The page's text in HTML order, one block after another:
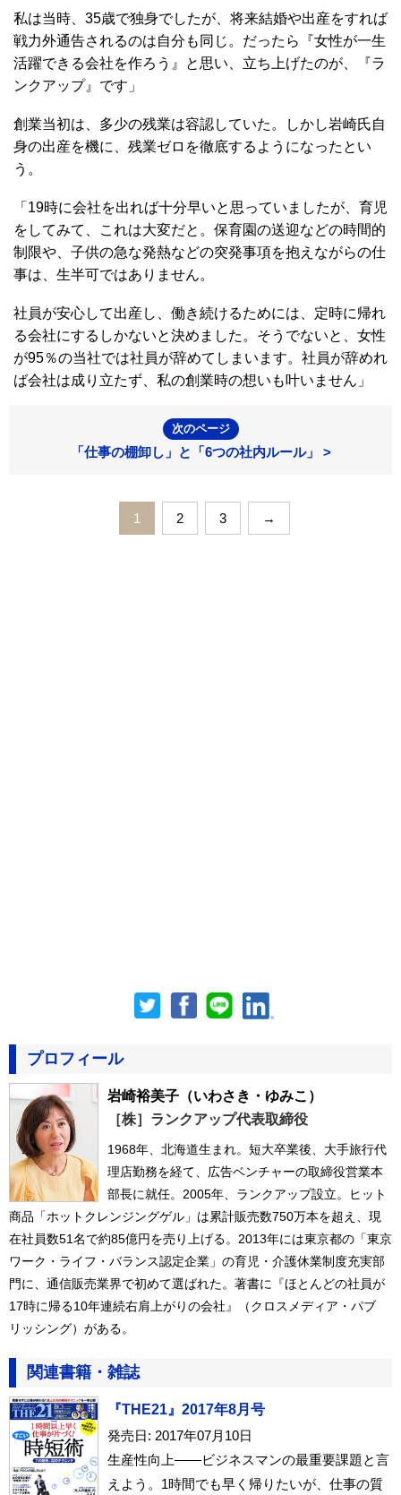
私は当時、35歳で独身でしたが、将来結婚や出産をすれば
戦力外通告されるのは自分も同じ。だったら『女性が一生
活躍できる会社を作ろう』と思い、立ち上げたのが、『ラ
ンクアップ』です」
創業当初は、多少の残業は容認していた。しかし岩崎氏自
身の出産を機に、残業ゼロを徹底するようになったとい
う。
「19時に会社を出れば十分早いと思っていましたが、育児
をしてみて、これは大変だと。保育園の送迎などの時間的
制限や、子供の急な発熱などの突発事項を抱えながらの仕
事は、生半可ではありません。
社員が安心して出産し、働き続けるためには、定時に帰れ
る会社にするしかないと決めました。そうでないと、女性
が95％の当社では社員が辞めてしまいます。社員が辞めれ
ば会社は成り立たず、私の創業時の想いも叶いません」
次のページ
「仕事の棚卸し」と「6つの社内ルール」 >
1 2 3 →
プロフィール
岩崎裕美子 （いわさき・ゆみこ）
［株］ランクアップ代表取締役
1968年、北海道生まれ。短大卒業後、大手旅行代
理店勤務を経て、広告ベンチャーの取締役営業本
部長に就任。2005年、ランクアップ設立。ヒット
商品「ホットクレンジングゲル」は累計販売数750万本を超え、現
在社員数51名で約85億円を売り上げる。2013年には東京都の「東京
ワーク・ライフ・バランス認定企業」の育児・介護休業制度充実部
門に、通信販売業界で初めて選ばれた。著書に『ほとんどの社員が
17時に帰る10年連続右肩上がりの会社』（クロスメディア・パブ
リッシング）がある。
関連書籍・雑誌
『THE21』2017年8月号
発売日: 2017年07月10日
生産性向上――ビジネスマンの最重要課題と言
えよう。1時間でも早く帰りたいが、仕事の質